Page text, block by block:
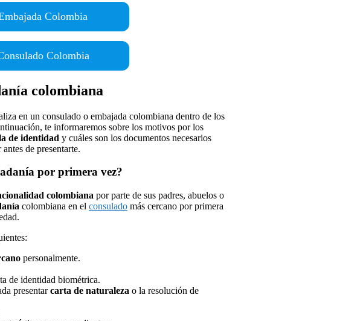
Colombia
Colombia
colombiana
en un consulado o embajada colombiana dentro de los
te informaremos sobre los motivos por los
de identidad y cuáles son los documentos necesarios
de presentarte.
por primera vez?
colombiana por parte de sus padres, abuelos o
colombiana en el consulado más cercano por primera
personalmente.
de identidad biométrica.
presentarcarta de naturaleza o la resolución de